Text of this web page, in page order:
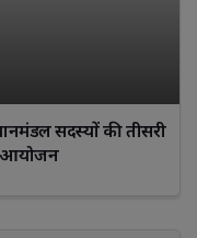
सदस्यों की तीसरी
आयोजन